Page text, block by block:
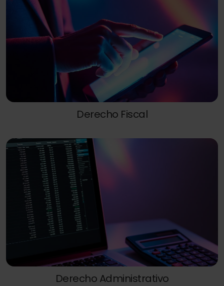
Derecho Fiscal
Derecho Administrativo